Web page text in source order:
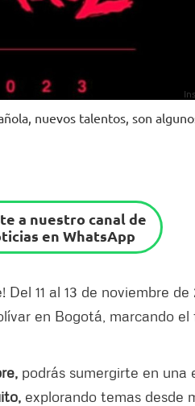
nuevos talentos, son
a nuestro canal de
en WhatsApp
11 al 13 de noviembre
en Bogotá, marcando
podrás sumergirte en una
explorando temas desde